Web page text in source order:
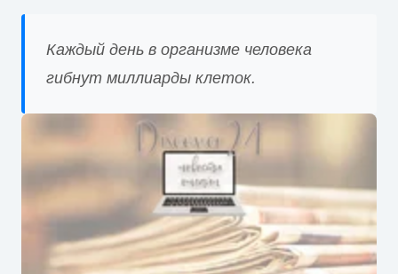
Каждый день в организме человека
гибнут миллиарды клеток.